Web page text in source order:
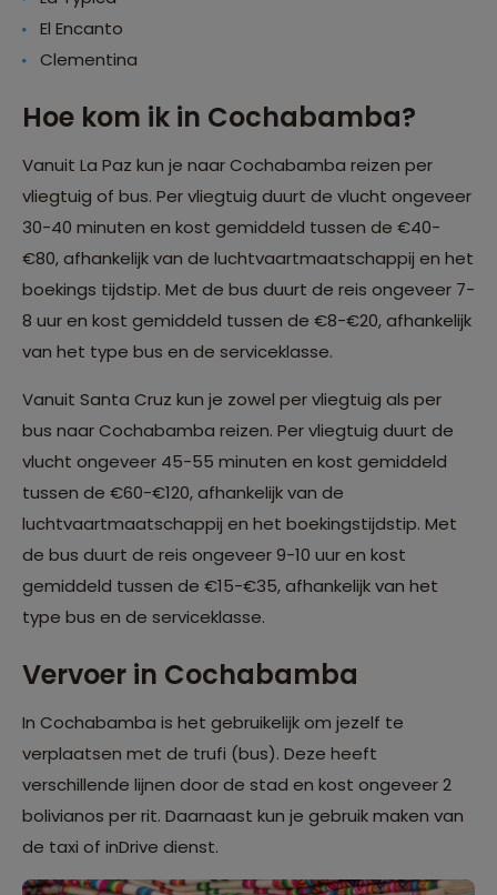
El Encanto
Clementina
Hoe kom ik in Cochabamba?
Vanuit La Paz kun je naar Cochabamba reizen per
vliegtuig of bus. Per vliegtuig duurt de vlucht ongeveer
30-40 minuten en kost gemiddeld tussen de €40-
€80, afhankelijk van de luchtvaartmaatschappij en het
boekings tijdstip. Met de bus duurt de reis ongeveer 7-
8 uur en kost gemiddeld tussen de €8-€20, afhankelijk
van het type bus en de serviceklasse.
Vanuit Santa Cruz kun je zowel per vliegtuig als per
bus naar Cochabamba reizen. Per vliegtuig duurt de
vlucht ongeveer 45-55 minuten en kost gemiddeld
tussen de €60-€120, afhankelijk van de
luchtvaartmaatschappij en het boekingstijdstip. Met
de bus duurt de reis ongeveer 9-10 uur en kost
gemiddeld tussen de €15-€35, afhankelijk van het
type bus en de serviceklasse.
Vervoer in Cochabamba
In Cochabamba is het gebruikelijk om jezelf te
verplaatsen met de trufi (bus). Deze heeft
verschillende lijnen door de stad en kost ongeveer 2
bolivianos per rit. Daarnaast kun je gebruik maken van
de taxi of inDrive dienst.